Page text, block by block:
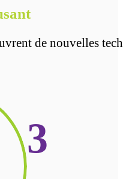
de nouvelles
3